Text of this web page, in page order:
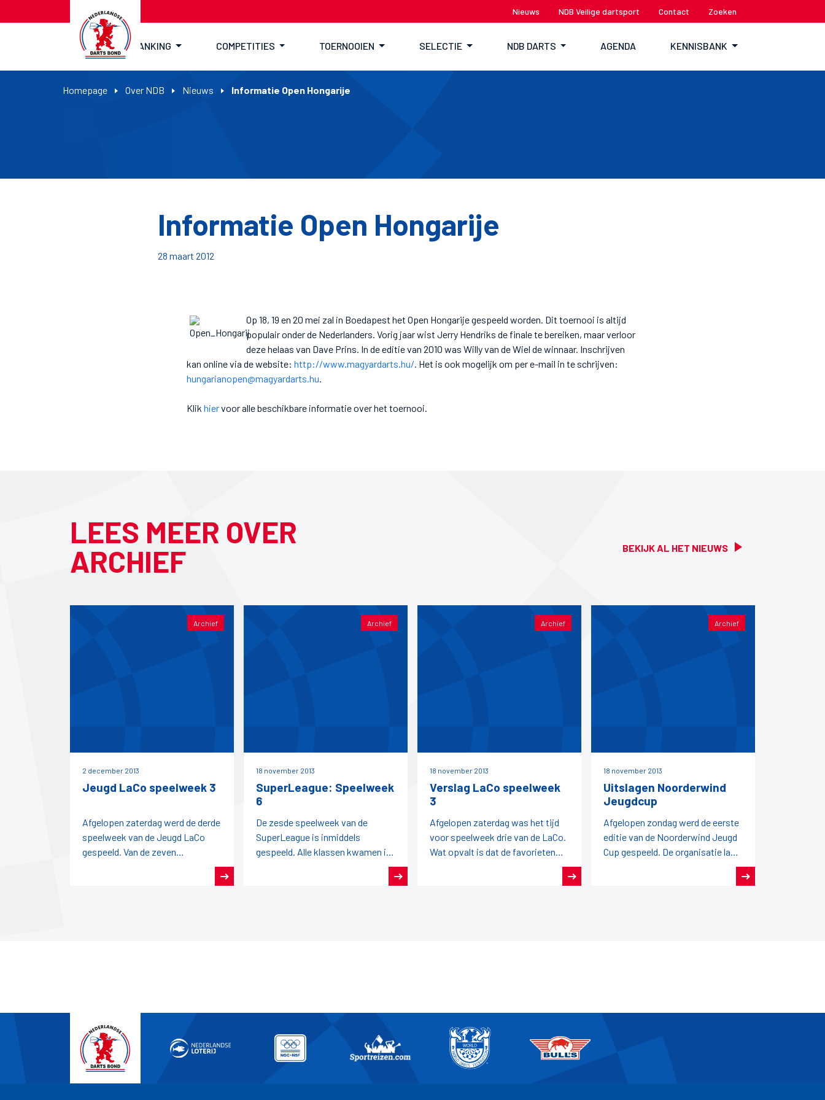
Nieuws NDB Veilige dartsport Contact Zoeken
RANKING COMPETITIES TOERNOOIEN SELECTIE NDB DARTS AGENDA KENNISBANK
Homepage Over NDB Nieuws Informatie Open Hongarije
Informatie Open Hongarije
28 maart 2012
Op 18, 19 en 20 mei zal in Boedapest het Open Hongarije gespeeld worden. Dit toernooi is altijd
populair onder de Nederlanders. Vorig jaar wist Jerry Hendriks de finale te bereiken, maar verloor
deze helaas van Dave Prins. In de editie van 2010 was Willy van de Wiel de winnaar. Inschrijven
kan online via de website: http://www.magyardarts.hu/. Het is ook mogelijk om per e-mail in te schrijven:
hungarianopen@magyardarts.hu.
Klik hiervoor alle beschikbare informatie over het toernooi.
LEES MEER OVER
ARCHIEF
BEKIJK AL HET NIEUWS
Archief
2 december 2013
Jeugd LaCo speelweek 3
Afgelopen zaterdag werd de derde
speelweek van de Jeugd LaCo
gespeeld. Van de zeven
deelnemende teams kwam alleen
Archief
18 november 2013
SuperLeague: Speelweek
6
De zesde speelweek van de
SuperLeague is inmiddels
gespeeld. Alle klassen kwamen in
actie.HoofdklasseDrie van de vier
Archief
18 november 2013
Verslag LaCo speelweek
3
Afgelopen zaterdag was het tijd
voor speelweek drie van de LaCo.
Wat opvalt is dat de favorieten
voorafgaande aan de wedstrijden
Archief
18 november 2013
Uitslagen Noorderwind
Jeugdcup
Afgelopen zondag werd de eerste
editie van de Noorderwind Jeugd
Cup gespeeld. De organisatie lag
in handen van de FDB en zij zetten